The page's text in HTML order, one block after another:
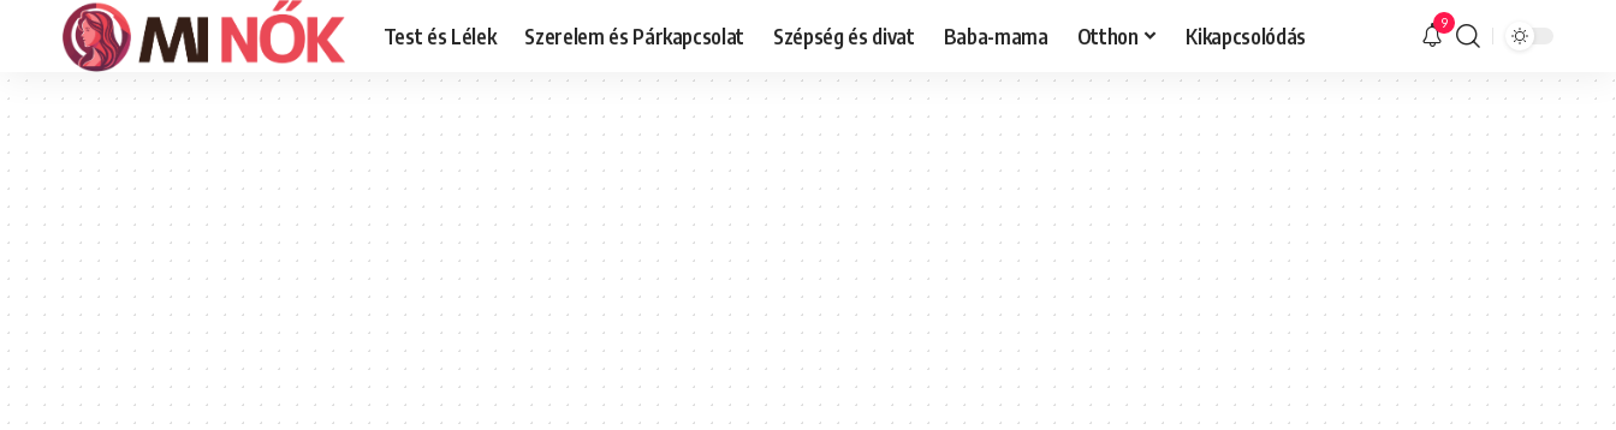
Test és Lélek Szerelem és Párkapcsolat Szépség és divat Baba-mama Otthon Kikapcsolódás 9